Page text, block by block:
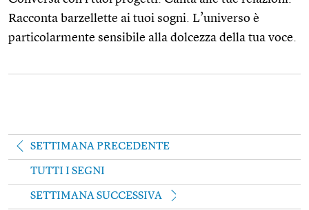
Racconta barzellette ai tuoi sogni. L’universo è
particolarmente sensibile alla dolcezza della tua voce.
SETTIMANA PRECEDENTE
TUTTI I SEGNI
SETTIMANA SUCCESSIVA